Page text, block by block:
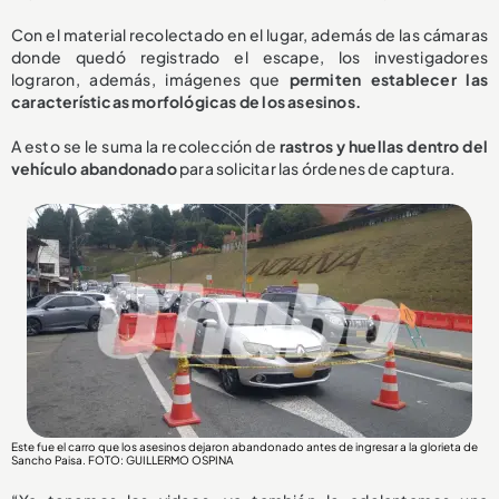
Con el material recolectado en el lugar, además de las cámaras
donde quedó registrado el escape, los investigadores
lograron, además, imágenes que permiten establecer las
características morfológicas de los asesinos.
A esto se le suma la recolección de rastros y huellas dentro del
vehículo abandonadopara solicitar las órdenes de captura.
Este fue el carro que los asesinos dejaron abandonado antes de ingresar a la glorieta de
Sancho Paisa. FOTO: GUILLERMO OSPINA